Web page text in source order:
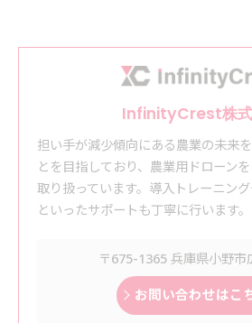
InfinityCrest株
担い手が減少傾向にある農業の未来
とを目指しており、農業用ドローン
取り扱っています。導入トレーニン
といったサポートも丁寧に行います。
〒675-1365 兵庫県小野市
お問い合わせはこ